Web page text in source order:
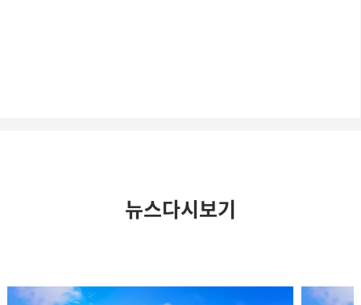
뉴스다시보기